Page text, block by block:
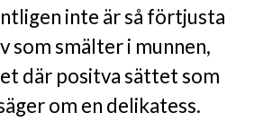
inte är så förtjusta
som smälter i munnen,
där positva sättet som
om en delikatess.